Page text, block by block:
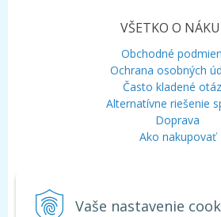
Vaše nastavenie
VŠETKO O
Obchodné
Ochrana osobných
Často kladené
Alternatívne riešenie
Doprava
Ako nakupovať
Mobil:+421 948